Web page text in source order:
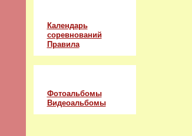
Календарь
соревнований
Правила
Фотоальбомы
Видеоальбомы